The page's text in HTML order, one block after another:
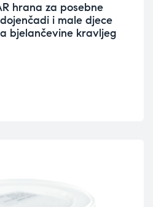
hrana za posebne
i male djece
bjelančevine kravljeg